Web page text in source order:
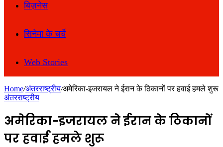
बिज़नेस
सिनेमा के चर्चे
Web Stories
Home/अंतरराष्ट्रीय/अमेरिका-इजरायल ने ईरान के ठिकानों पर हवाई हमले शुरू
अंतरराष्ट्रीय
अमेरिका-इजरायल ने ईरान के ठिकानों
पर हवाई हमले शुरू